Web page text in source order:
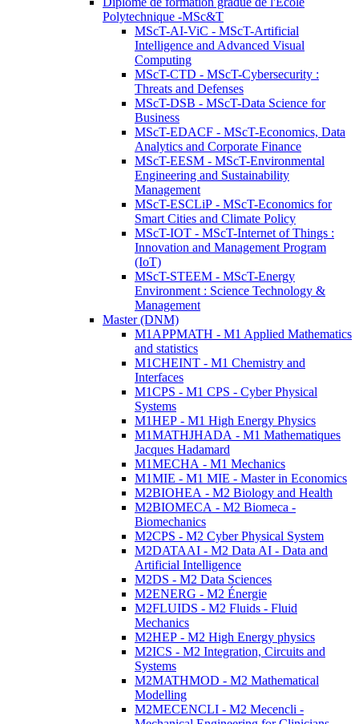
Polytechnique -MSc&T
MScT-AI-ViC - MScT-Artificial
Intelligence and Advanced Visual
Computing
MScT-CTD - MScT-Cybersecurity :
Threats and Defenses
MScT-DSB - MScT-Data Science for
Business
MScT-EDACF - MScT-Economics, Data
Analytics and Corporate Finance
MScT-EESM - MScT-Environmental
Engineering and Sustainability
Management
MScT-ESCLiP - MScT-Economics for
Smart Cities and Climate Policy
MScT-IOT - MScT-Internet of Things :
Innovation and Management Program
(IoT)
MScT-STEEM - MScT-Energy
Environment : Science Technology &
Management
Master (DNM)
M1APPMATH - M1 Applied Mathematics
and statistics
M1CHEINT - M1 Chemistry and
Interfaces
M1CPS - M1 CPS - Cyber Physical
Systems
M1HEP - M1 High Energy Physics
M1MATHJHADA - M1 Mathematiques
Jacques Hadamard
M1MECHA - M1 Mechanics
M1MIE - M1 MIE - Master in Economics
M2BIOHEA - M2 Biology and Health
M2BIOMECA - M2 Biomeca -
Biomechanics
M2CPS - M2 Cyber Physical System
M2DATAAI - M2 Data AI - Data and
Artificial Intelligence
M2DS - M2 Data Sciences
M2ENERG - M2 Énergie
M2FLUIDS - M2 Fluids - Fluid
Mechanics
M2HEP - M2 High Energy physics
M2ICS - M2 Integration, Circuits and
Systems
M2MATHMOD - M2 Mathematical
Modelling
M2MECENCLI - M2 Mecencli -